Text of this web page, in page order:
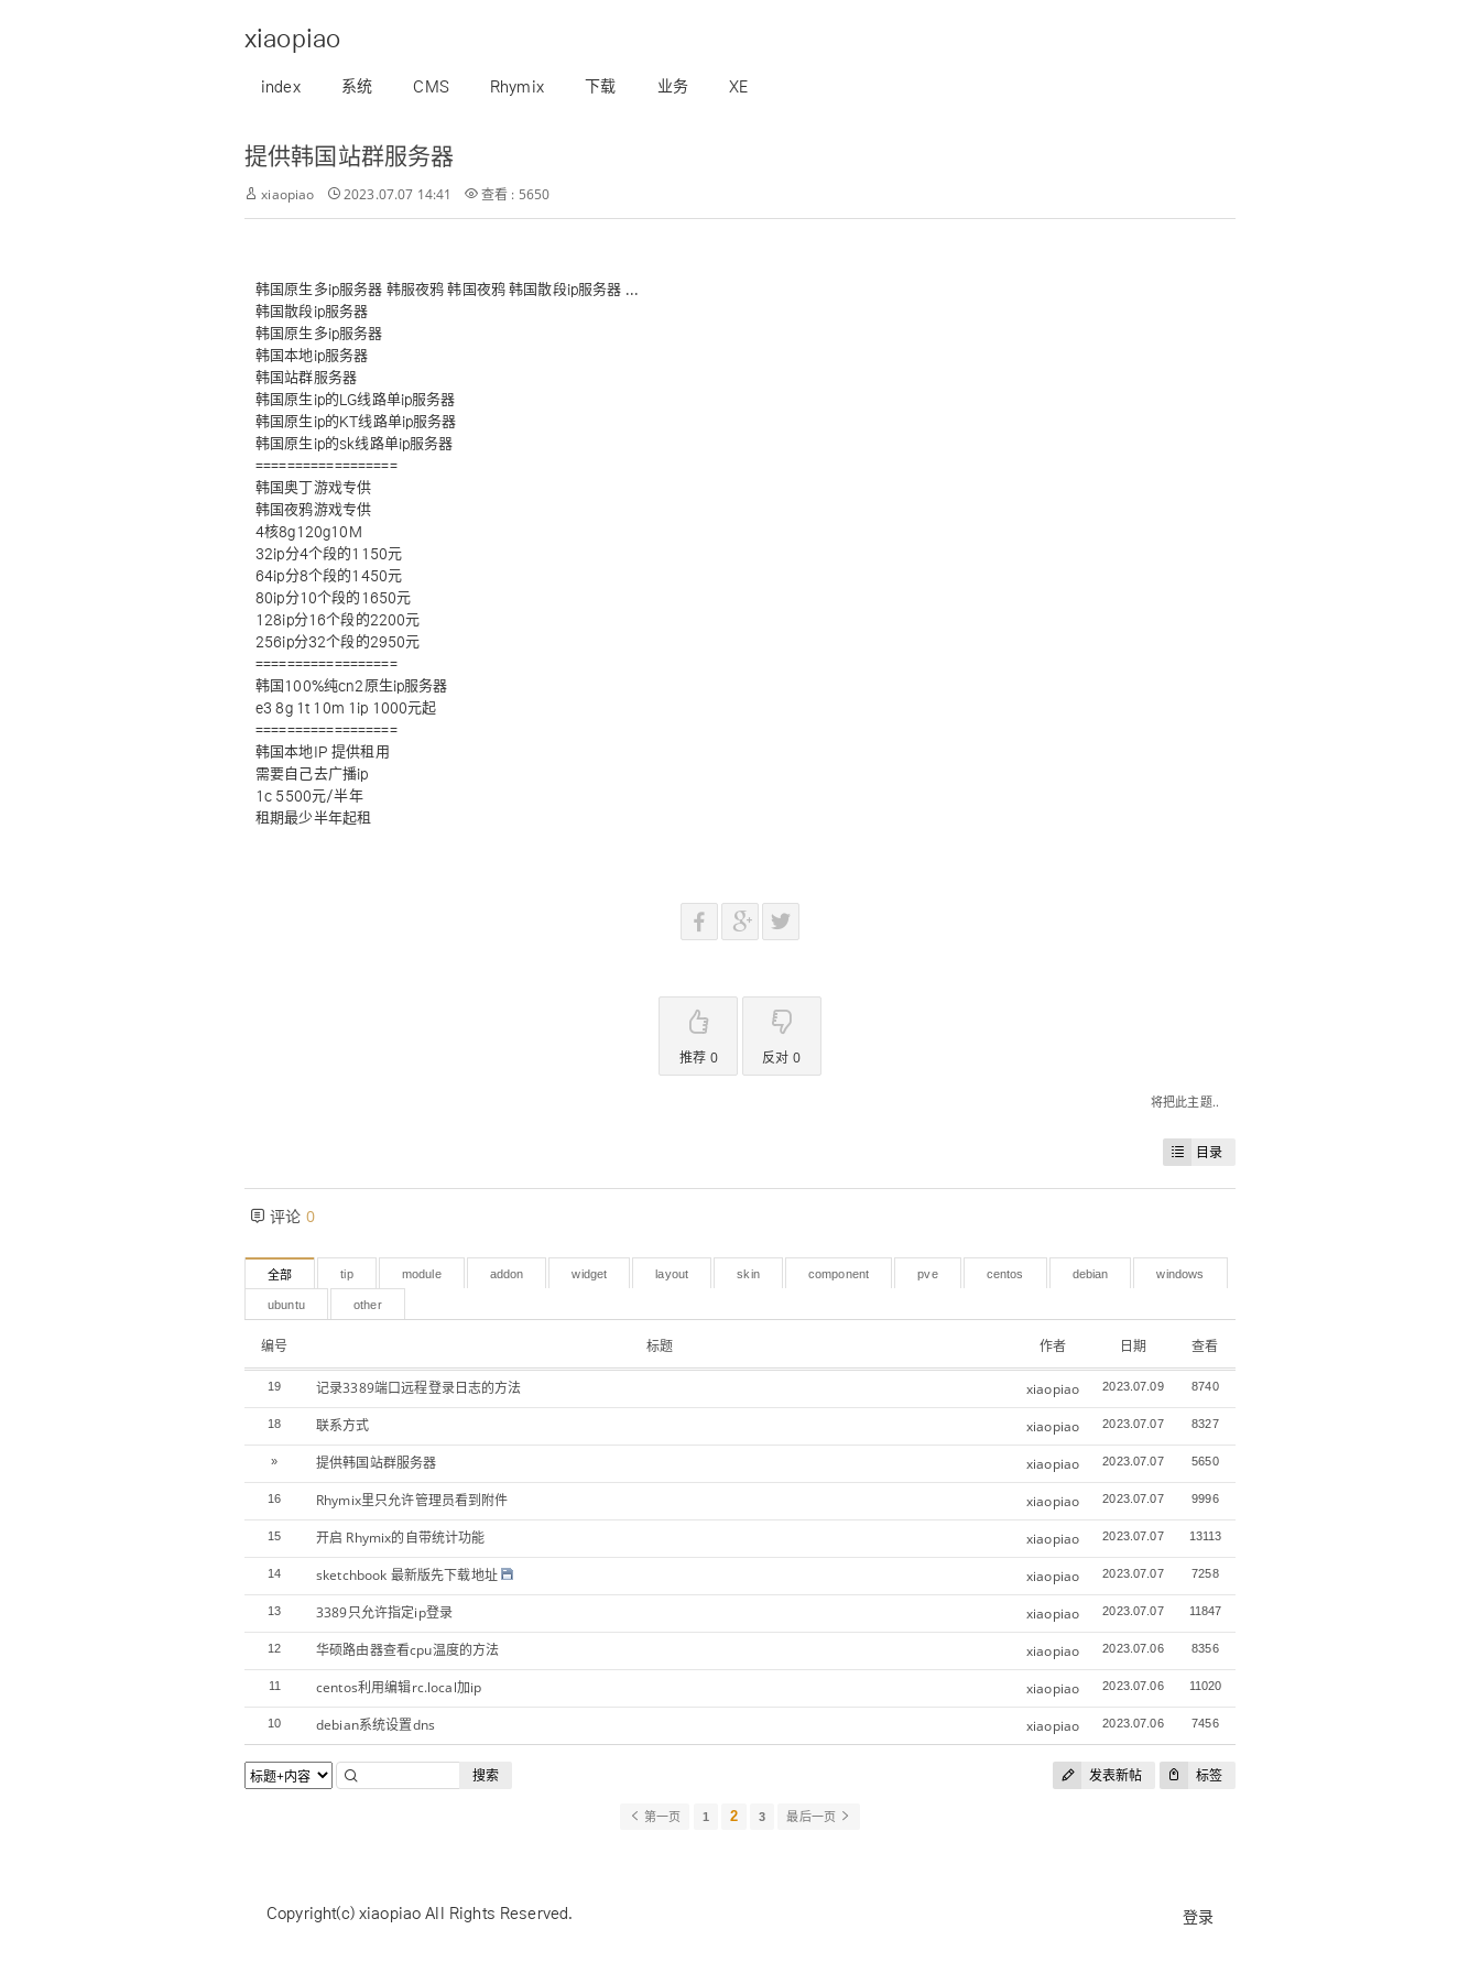
xiaopiao
index 系统 CMS Rhymix 下载 业务 XE
提供韩国站群服务器
xiaopiao 2023.07.07 14:41 查看 : 5650
韩国原生多ip服务器 韩服夜鸦 韩国夜鸦 韩国散段ip服务器 ...
韩国散段ip服务器
韩国原生多ip服务器
韩国本地ip服务器
韩国站群服务器
韩国原生ip的LG线路单ip服务器
韩国原生ip的KT线路单ip服务器
韩国原生ip的sk线路单ip服务器
==================
韩国奥丁游戏专供
韩国夜鸦游戏专供
4核8g120g10M
32ip分4个段的1150元
64ip分8个段的1450元
80ip分10个段的1650元
128ip分16个段的2200元
256ip分32个段的2950元
==================
韩国100%纯cn2原生ip服务器
e3 8g 1t 10m 1ip 1000元起
==================
韩国本地IP 提供租用
需要自己去广播ip
1c 5500元/半年
租期最少半年起租
推荐 0 反对 0
将把此主题..
目录
评论 0
全部 tip module addon widget layout skin component pve centos debian windows
ubuntu other
编号 标题 作者 日期 查看
19 记录3389端口远程登录日志的方法 xiaopiao 2023.07.09 8740
18 联系方式 xiaopiao 2023.07.07 8327
» 提供韩国站群服务器 xiaopiao 2023.07.07 5650
16 Rhymix里只允许管理员看到附件 xiaopiao 2023.07.07 9996
15 开启 Rhymix的自带统计功能 xiaopiao 2023.07.07 13113
14 sketchbook 最新版先下载地址 xiaopiao 2023.07.07 7258
13 3389只允许指定ip登录 xiaopiao 2023.07.07 11847
12 华硕路由器查看cpu温度的方法 xiaopiao 2023.07.06 8356
11 centos利用编辑rc.local加ip xiaopiao 2023.07.06 11020
10 debian系统设置dns xiaopiao 2023.07.06 7456
发表新帖 标签
搜索
第一页 1 2 3 最后一页
登录
Copyright(c) xiaopiao All Rights Reserved.